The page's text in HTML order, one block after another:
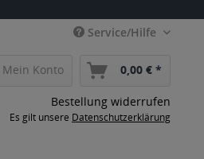
Service/Hilfe
Mein Konto 0,00 € *
Bestellung widerrufen
Es gilt unsere Datenschutzerklärung